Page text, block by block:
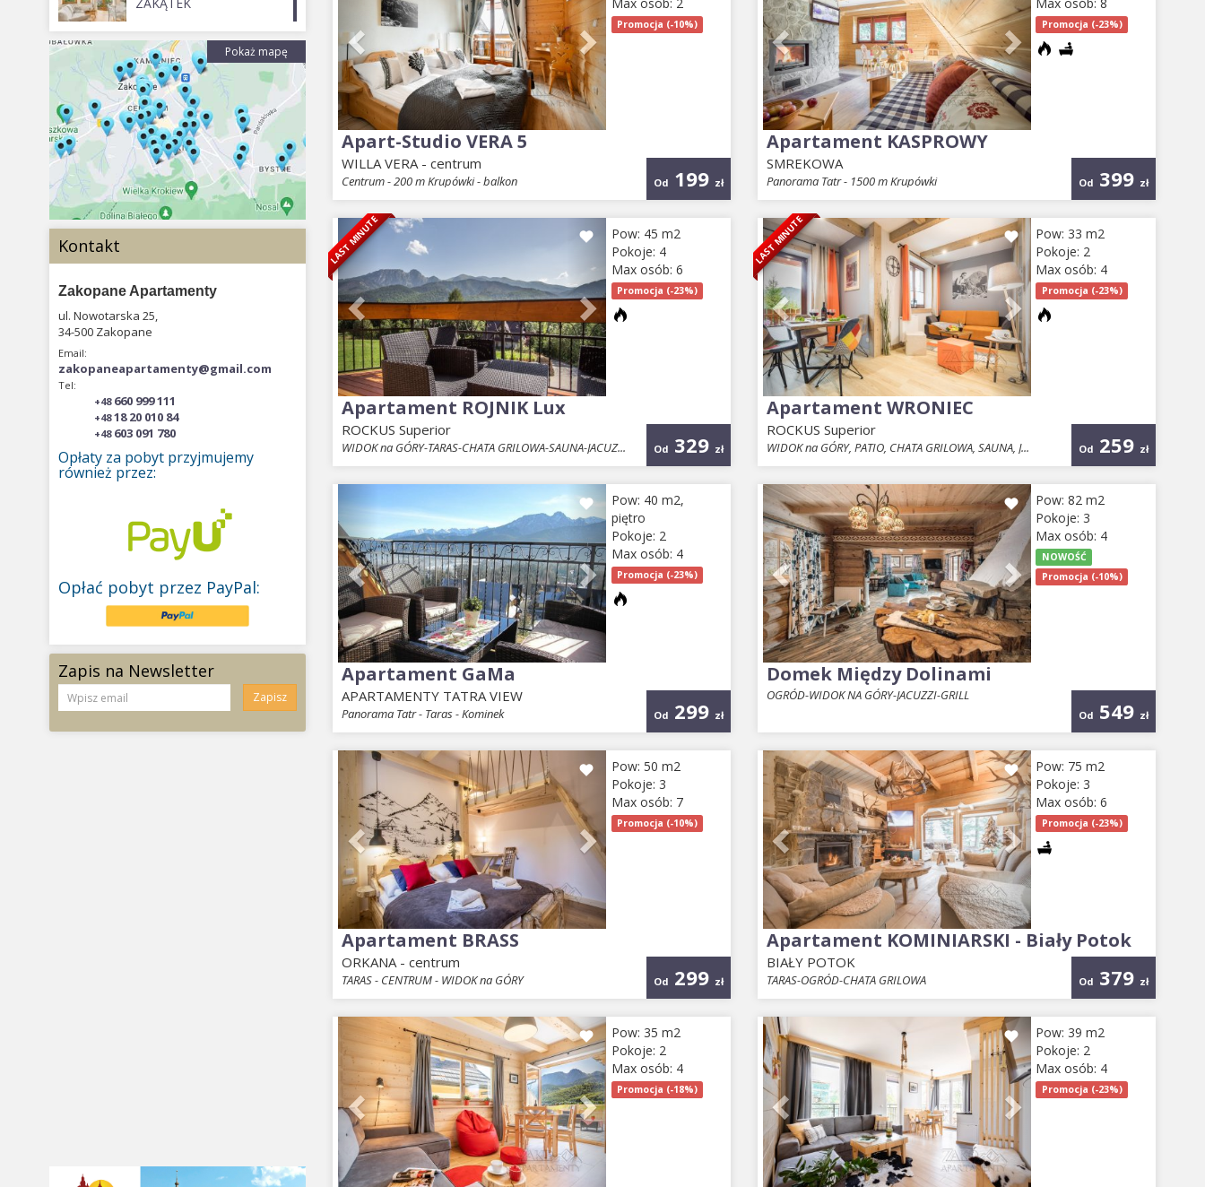
ZAKĄTEK
Pokaż mapę
Kontakt
Zakopane Apartamenty
ul. Nowotarska 25,
34-500 Zakopane
Email:
zakopaneapartamenty@gmail.com
Tel:
+48660 999 111
+4818 20 010 84
+48603 091 780
Opłaty za pobyt przyjmujemy
również przez:
Opłać pobyt przez PayPal:
Zapis na Newsletter
Zapisz
Od 199 zł
Promocja (-10%)
Apart-Studio VERA 5
WILLA VERA - centrum
Centrum - 200 m Krupówki - balkon Od 399 zł
Promocja (-23%)
Apartament KASPROWY
SMREKOWA
Panorama Tatr - 1500 m Krupówki
Od 329 zł
Previous Next
LAST MINUTE
Pow: 45 m2
Pokoje: 4
Max osób: 6
Promocja (-23%)
Apartament ROJNIK Lux
ROCKUS Superior
WIDOK na GÓRY-TARAS-CHATA GRILOWA-SAUNA-JACUZ... Od 259 zł
Previous Next
LAST MINUTE
Pow: 33 m2
Pokoje: 2
Max osób: 4
Promocja (-23%)
Apartament WRONIEC
ROCKUS Superior
WIDOK na GÓRY, PATIO, CHATA GRILOWA, SAUNA, J...
Od 299 zł
NextPow: 40 m2,
piętro
Pokoje: 2
Max osób: 4
Promocja (-23%)
Apartament GaMa
APARTAMENTY TATRA VIEW
Panorama Tatr - Taras - Kominek Od 549 zł
Previous NextPow: 82 m2
Pokoje: 3
Max osób: 4
NOWOŚĆ
Promocja (-10%)
Domek Między Dolinami
OGRÓD-WIDOK NA GÓRY-JACUZZI-GRILL
Od 299 zł
Previous NextPow: 50 m2
Pokoje: 3
Max osób: 7
Promocja (-10%)
Apartament BRASS
ORKANA - centrum
TARAS - CENTRUM - WIDOK na GÓRY Od 379 zł
Previous NextPow: 75 m2
Pokoje: 3
Max osób: 6
Promocja (-23%)
Apartament KOMINIARSKI - Biały Potok
BIAŁY POTOK
TARAS-OGRÓD-CHATA GRILOWA
Previous NextPow: 35 m2
Pokoje: 2
Max osób: 4
Promocja (-18%)
Previous NextPow: 39 m2
Pokoje: 2
Max osób: 4
Promocja (-23%)